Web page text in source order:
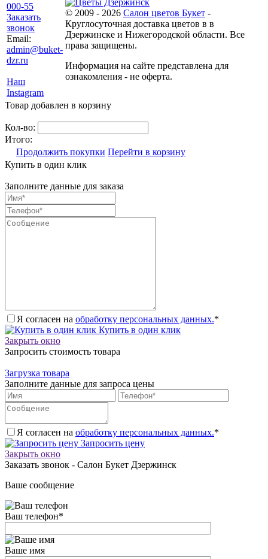
000-55
Заказать
звонок
Email:
admin@buket-
dzr.ru
Наш
Instagram
© 2009 - 2026 Салон цветов Букет -
Круглосуточная доставка цветов в в
Дзержинске и Нижегородской области. Все
права защищены.
Информация на сайте представлена для
ознакомления - не оферта.
Товар добавлен в корзину
Кол-во:
Итого:
Продолжить покупки Перейти в корзину
Купить в один клик
Заполните данные для заказа
Я согласен на обработку персональных данных.*
Купить в один клик
Закрыть окно
Запросить стоимость товара
Загрузка товара
Заполните данные для запроса цены
Я согласен на обработку персональных данных.*
Запросить цену
Закрыть окно
Заказать звонок - Салон Букет Дзержинск
Ваше сообщение
Ваш телефон*
Ваше имя